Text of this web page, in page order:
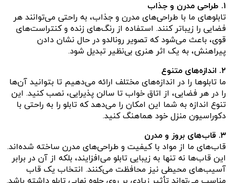
۱. طراحی مدرن و جذاب
تابلوهای ما با طراحی‌های مدرن و جذاب، به راحتی می‌توانند هر
فضایی را زیباتر کنند. استفاده از رنگ‌های زنده و کنتراست‌های
قوی، باعث می‌شود که تصویر رونالدو در حال نشان دادن
پیراهنش، به یک اثر هنری بی‌نظیر تبدیل شود.
۲. اندازه‌های متنوع
ما تابلوها را در اندازه‌های مختلف ارائه می‌دهیم تا بتوانید آن‌ها
را در هر فضایی، از اتاق خواب تا سالن پذیرایی، نصب کنید. این
تنوع اندازه به شما این امکان را می‌دهد که تابلو را به راحتی با
دکوراسیون منزل خود هماهنگ کنید.
۳. قاب‌های بروز و مدرن
قاب‌های ما از مواد با کیفیت و طراحی‌های مدرن ساخته شده‌اند.
این قاب‌ها نه تنها به زیبایی تابلو می‌افزایند، بلکه از آن در برابر
آسیب‌های محیطی نیز محافظت می‌کنند. انتخاب یک قاب